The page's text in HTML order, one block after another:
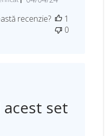
t
ă
recenzie?
1
0
acest set